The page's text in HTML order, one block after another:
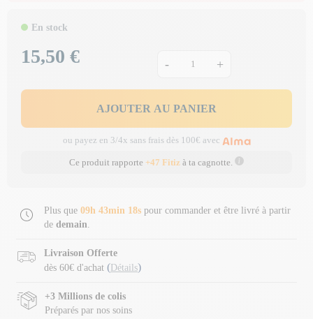
En stock
Prix
15,50 € - +
AJOUTER AU PANIER
ou payez en 3/4x sans frais dès 100€ avec
Ce produit rapporte +47 Fitiz à ta cagnotte.
Plus que 09h 43min 18s pour commander et être livré à partir
de demain.
Livraison Offerte
dès 60€ d'achat ( Détails)
+3 Millions de colis
Préparés par nos soins